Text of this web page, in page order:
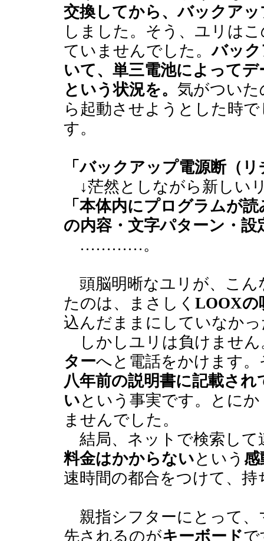
交換してから、バックア
しました。そう、ユリは
ていませんでした。バッ
いて、単三電池によって
という状況を。 気がついた
ら起動させようとした時
す。
「バックアップ電源断（
↓茫然としながら新しい
「本体内にプログラムが
の内容・文字パターン・
…………。
頭脳明晰なユリが、こん
たのは、まさしく LOOXの
込んだままにしていなか
しかしユリは負けません
ターへと電話をかけます
八年前の説明書に記載さ
いという事実です。とに
ませんでした。
結局、ネットで検索して
料金はかからないという 感
速時間の都合をつけて、
親指シフターにとって、
先されるのがキーボードで